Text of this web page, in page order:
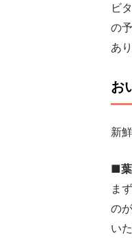
ビ
の
あ
お
新
■葉
ま
の
い